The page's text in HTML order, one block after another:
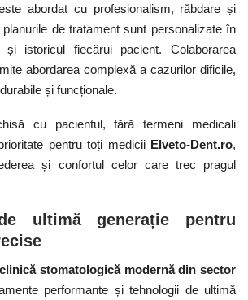
abordat cu profesionalism, răbdare și
de tratament sunt personalizate în
istoricul fiecărui pacient. Colaborarea
abordarea complexă a cazurilor dificile,
și funcționale.
cu pacientul, fără termeni medicali
pentru toți medicii Elveto-Dent.ro,
și confortul celor care trec pragul
ultimă generație pentru
clinică stomatologică modernă din sector
performante și tehnologii de ultimă